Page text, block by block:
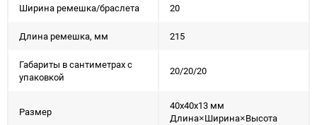
Ширина ремешка/браслета 20
Длина ремешка, мм 215
Габариты в сантиметрах с
упаковкой
20/20/20
Размер
40x40x13 мм
Длина×Ширина×Высота